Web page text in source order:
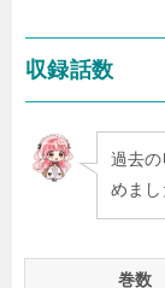
収録話数
過去
めまし
巻数